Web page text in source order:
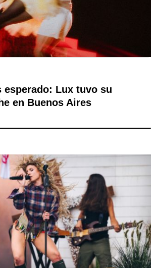
esperado: Lux tuvo su
en Buenos Aires